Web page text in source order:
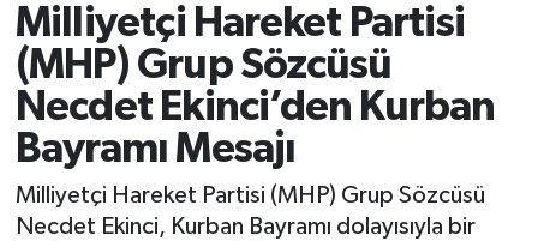
Milliyetçi Hareket Partisi
(MHP) Grup Sözcüsü
Necdet Ekinci’den Kurban
Bayramı Mesajı
Milliyetçi Hareket Partisi (MHP) Grup Sözcüsü
Necdet Ekinci, Kurban Bayramı dolayısıyla bir
EĞİTİM
EKONOMİ
GÖKTÜRK
GÜNDEM
Son Dakika Haberleri
Haber Arşivi